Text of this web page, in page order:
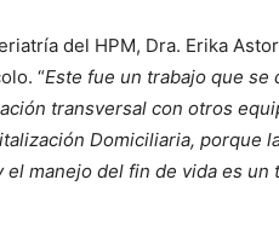
del HPM, Dra. Erika
“Este fue un trabajo que se
transversal con otros
Domiciliaria, porque
manejo del fin de vida es un